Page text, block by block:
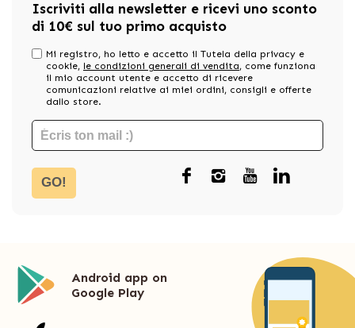
Iscriviti alla newsletter e ricevi uno sconto
di 10€ sul tuo primo acquisto
Mi registro, ho letto e accetto il Tutela della privacy e
cookie, le condizioni generali di vendita, come funziona
il mio account utente e accetto di ricevere
comunicazioni relative ai miei ordini, consigli e offerte
dallo store.
GO!
Android app on
Google Play